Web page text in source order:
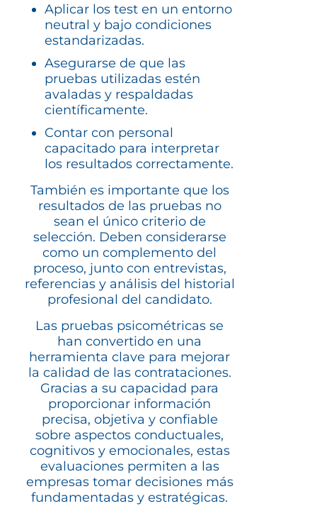
Aplicar los test en un entorno
neutral y bajo condiciones
estandarizadas.
Asegurarse de que las
pruebas utilizadas estén
avaladas y respaldadas
científicamente.
Contar con personal
capacitado para interpretar
los resultados correctamente.
También es importante que los
resultados de las pruebas no
sean el único criterio de
selección. Deben considerarse
como un complemento del
proceso, junto con entrevistas,
referencias y análisis del historial
profesional del candidato.
Las pruebas psicométricas se
han convertido en una
herramienta clave para mejorar
la calidad de las contrataciones.
Gracias a su capacidad para
proporcionar información
precisa, objetiva y confiable
sobre aspectos conductuales,
cognitivos y emocionales, estas
evaluaciones permiten a las
empresas tomar decisiones más
fundamentadas y estratégicas.